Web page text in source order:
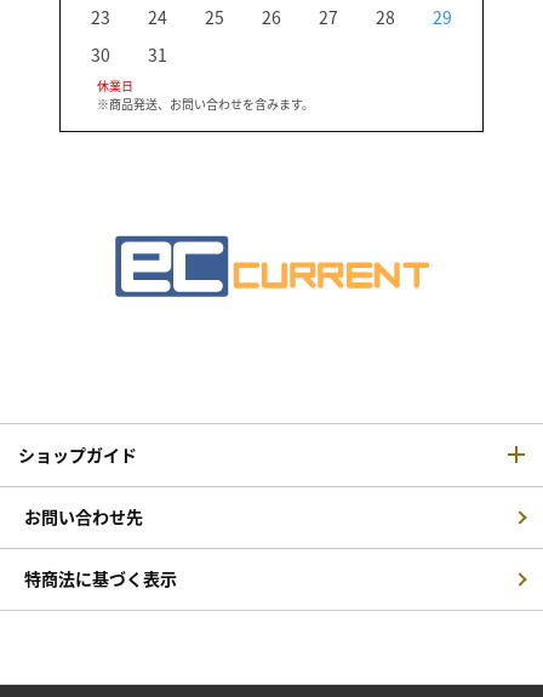
23
24 25 26 27 28
29
30
31
休業日
※商品発送、お問い合わせを含みます。
ショップガイド
お問い合わせ先
特商法に基づく表示